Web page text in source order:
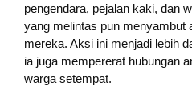
pengendara, pejalan kaki, dan
yang melintas pun menyambut
mereka. Aksi ini menjadi lebih
ia juga mempererat hubungan
warga setempat.